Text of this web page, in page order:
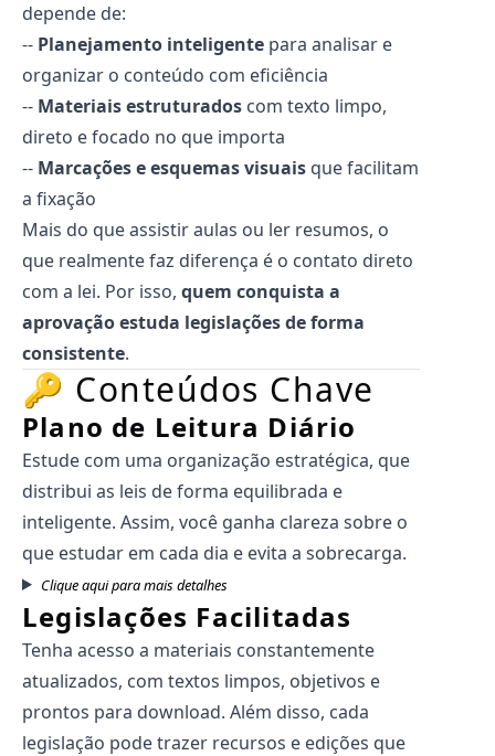
depende de:
-- Planejamento inteligente para analisar e
organizar o conteúdo com eficiência
-- Materiais estruturados com texto limpo,
direto e focado no que importa
-- Marcações e esquemas visuais que facilitam
a fixação
Mais do que assistir aulas ou ler resumos, o
que realmente faz diferença é o contato direto
com a lei. Por isso, quem conquista a
aprovação estuda legislações de forma
consistente.
🔑 Conteúdos Chave
Plano de Leitura Diário
Estude com uma organização estratégica, que
distribui as leis de forma equilibrada e
inteligente. Assim, você ganha clareza sobre o
que estudar em cada dia e evita a sobrecarga.
Clique aqui para mais detalhes
Legislações Facilitadas
Tenha acesso a materiais constantemente
atualizados, com textos limpos, objetivos e
prontos para download. Além disso, cada
legislação pode trazer recursos e edições que